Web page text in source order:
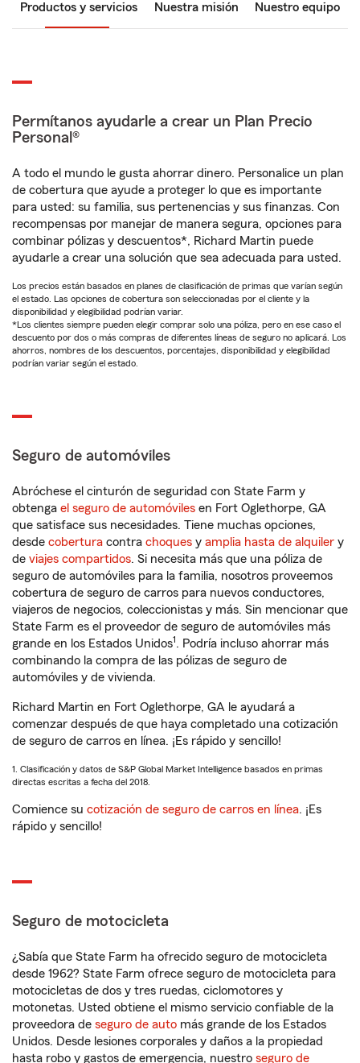
Productos y servicios Nuestra misión Nuestro equipo
Permítanos ayudarle a crear un Plan Precio
Personal®
A todo el mundo le gusta ahorrar dinero. Personalice un plan
de cobertura que ayude a proteger lo que es importante
para usted: su familia, sus pertenencias y sus finanzas. Con
recompensas por manejar de manera segura, opciones para
combinar pólizas y descuentos*, Richard Martin puede
ayudarle a crear una solución que sea adecuada para usted.
Los precios están basados en planes de clasificación de primas que varían según
el estado. Las opciones de cobertura son seleccionadas por el cliente y la
disponibilidad y elegibilidad podrían variar.
*Los clientes siempre pueden elegir comprar solo una póliza, pero en ese caso el
descuento por dos o más compras de diferentes líneas de seguro no aplicará. Los
ahorros, nombres de los descuentos, porcentajes, disponibilidad y elegibilidad
podrían variar según el estado.
Seguro de automóviles
Abróchese el cinturón de seguridad con State Farm y
obtenga el seguro de automóviles en Fort Oglethorpe, GA
que satisface sus necesidades. Tiene muchas opciones,
desde cobertura contra choques y amplia hasta de alquiler y
de viajes compartidos. Si necesita más que una póliza de
seguro de automóviles para la familia, nosotros proveemos
cobertura de seguro de carros para nuevos conductores,
viajeros de negocios, coleccionistas y más. Sin mencionar que
State Farm es el proveedor de seguro de automóviles más
grande en los Estados Unidos1 . Podría incluso ahorrar más
combinando la compra de las pólizas de seguro de
automóviles y de vivienda.
Richard Martin en Fort Oglethorpe, GA le ayudará a
comenzar después de que haya completado una cotización
de seguro de carros en línea. ¡Es rápido y sencillo!
1. Clasificación y datos de S&P Global Market Intelligence basados en primas
directas escritas a fecha del 2018.
Comience su cotización de seguro de carros en línea. ¡Es
rápido y sencillo!
Seguro de motocicleta
¿Sabía que State Farm ha ofrecido seguro de motocicleta
desde 1962? State Farm ofrece seguro de motocicleta para
motocicletas de dos y tres ruedas, ciclomotores y
motonetas. Usted obtiene el mismo servicio confiable de la
proveedora de seguro de auto más grande de los Estados
Unidos. Desde lesiones corporales y daños a la propiedad
hasta robo y gastos de emergencia, nuestro seguro de